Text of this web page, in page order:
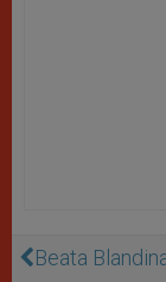
Beata